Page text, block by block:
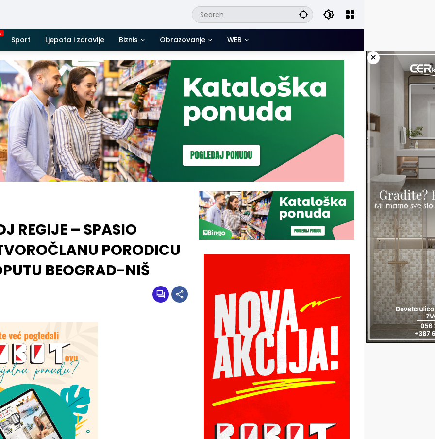
Sport Ljepota i zdravlje Biznis Obrazovanje WEB
×
REGIJE – SPASIO
PORODICU
BEOGRAD-NIŠ